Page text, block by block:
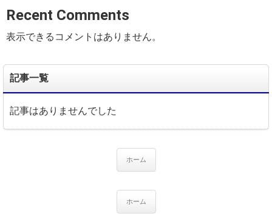
Recent Comments
表示できるコメントはありません。
記事一覧
記事はありませんでした
ホーム
ホーム